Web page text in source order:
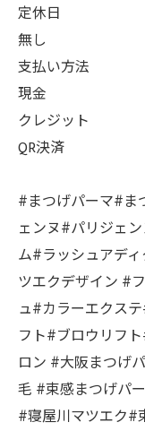
定休日
無し
支払い方法
現金
クレジット
QR決済
#まつげパーマ#ま
ェンヌ#パリジェ
ム#ラッシュアデ
ツエクデザイン #
ュ#カラーエクス
フト#ブロウリフ
ロン #大阪まつげ
毛 #束感まつげパ
#寝屋川マツエク#